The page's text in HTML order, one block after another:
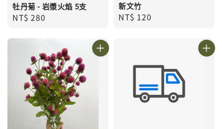
牡丹菊 - 岩漿火焰 5支
Regular
NT$ 280
新文竹
Regular
NT$ 120